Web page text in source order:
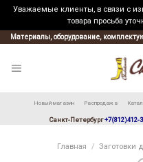
Уважаемые клиенты, в связи с
товара просьба
Материалы, оборудование,
Новый магазин Распродажа
Санкт-Петербург+7(812)412-
Главная / Заготовки